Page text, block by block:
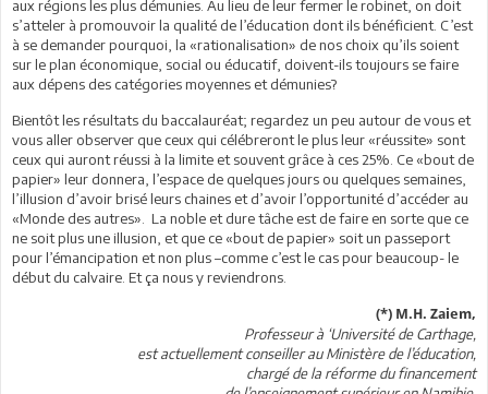
aux régions les plus démunies. Au lieu de leur fermer le robinet, on doit
s’atteler à promouvoir la qualité de l’éducation dont ils bénéficient. C’est
à se demander pourquoi, la «rationalisation» de nos choix qu’ils soient
sur le plan économique, social ou éducatif, doivent-ils toujours se faire
aux dépens des catégories moyennes et démunies?
Bientôt les résultats du baccalauréat; regardez un peu autour de vous et
vous aller observer que ceux qui célébreront le plus leur «réussite» sont
ceux qui auront réussi à la limite et souvent grâce à ces 25%. Ce «bout de
papier» leur donnera, l’espace de quelques jours ou quelques semaines,
l’illusion d’avoir brisé leurs chaines et d’avoir l’opportunité d’accéder au
«Monde des autres». La noble et dure tâche est de faire en sorte que ce
ne soit plus une illusion, et que ce «bout de papier» soit un passeport
pour l’émancipation et non plus –comme c’est le cas pour beaucoup- le
début du calvaire. Et ça nous y reviendrons.
(*) M.H. Zaiem,
Professeur à ‘Université de Carthage,
est actuellement conseiller au Ministère de l’éducation,
chargé de la réforme du financement